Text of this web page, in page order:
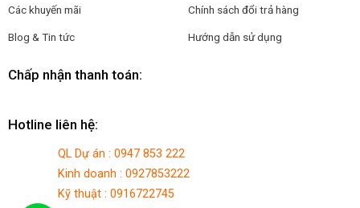
Các khuyến mãi
Blog & Tin tức
Chính sách đổi trả hàng
Hướng dẫn sử dụng
Chấp nhận thanh toán:
Hotline liên hệ:
QL Dự án : 0947 853 222
Kinh doanh : 0927853222
Kỹ thuật : 0916722745